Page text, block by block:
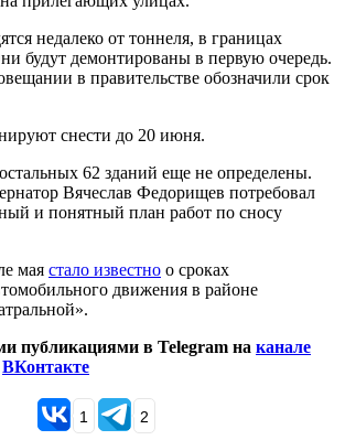
недалеко от тоннеля, в границах
будут демонтированы в первую очередь.
в правительстве обозначили срок
снести до 20 июня.
62 зданий еще не определены.
Вячеслав Федорищев потребовал
и понятный план работ по сносу
мая стало известно о сроках
движения в районе
публикациями в Telegram на канале
ВКонтакте
1 2